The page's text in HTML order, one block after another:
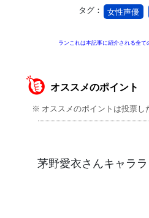
タグ： 女性声優
ランこれは本記事に紹介される全
オススメのポイント
※ オススメのポイントは投票し
茅野愛衣さんキャラ